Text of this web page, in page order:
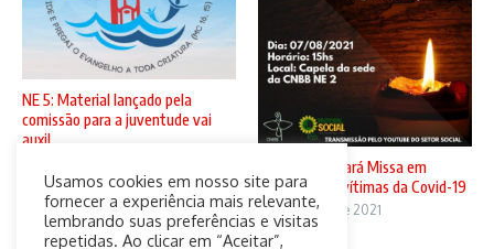
NE 5: Material lançado pela
comissão para a juventude vai
auxil ...
CNBB N2 sediará Missa em
memória das vítimas da Covid-19
4 de agosto de 2021
Usamos cookies em nosso site para
fornecer a experiência mais relevante,
lembrando suas preferências e visitas
repetidas. Ao clicar em “Aceitar”,